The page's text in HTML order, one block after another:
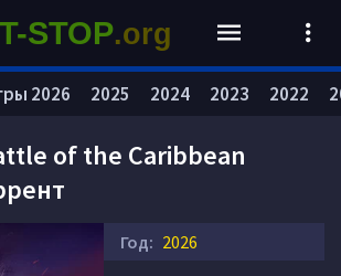
of the Caribbean
Год: 2026
2026 2025 2024 2023 2022
STOP.org